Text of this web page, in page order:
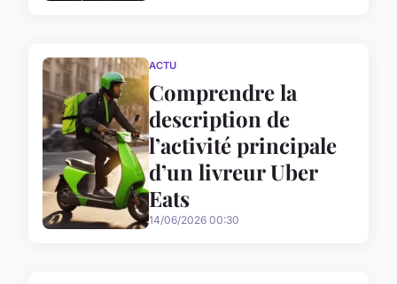
ACTU
Comprendre la
description de
l’activité principale
d’un livreur Uber
Eats
14/06/2026 00:30